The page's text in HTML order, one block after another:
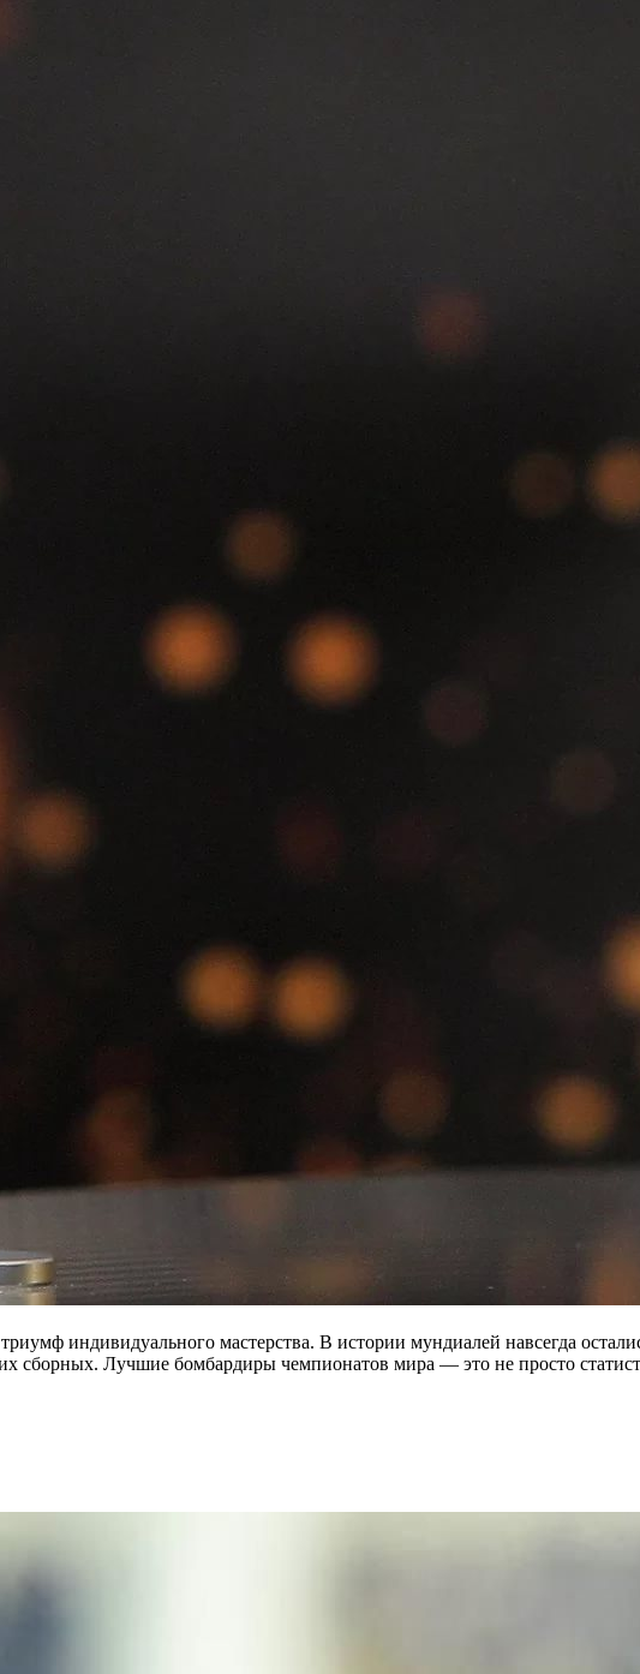
индивидуального мастерства. В истории мундиалей навсегда
сборных. Лучшие бомбардиры чемпионатов мира — это не просто